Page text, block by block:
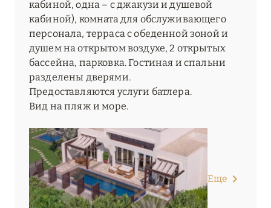
кабиной, одна – с джакузи и душевой
кабиной), комната для обслуживающего
персонала, терраса с обеденной зоной и
душем на открытом воздухе, 2 открытых
бассейна, парковка. Гостиная и спальни
разделены дверями.
Предоставляются услуги батлера.
Вид на пляж и море.
Еще